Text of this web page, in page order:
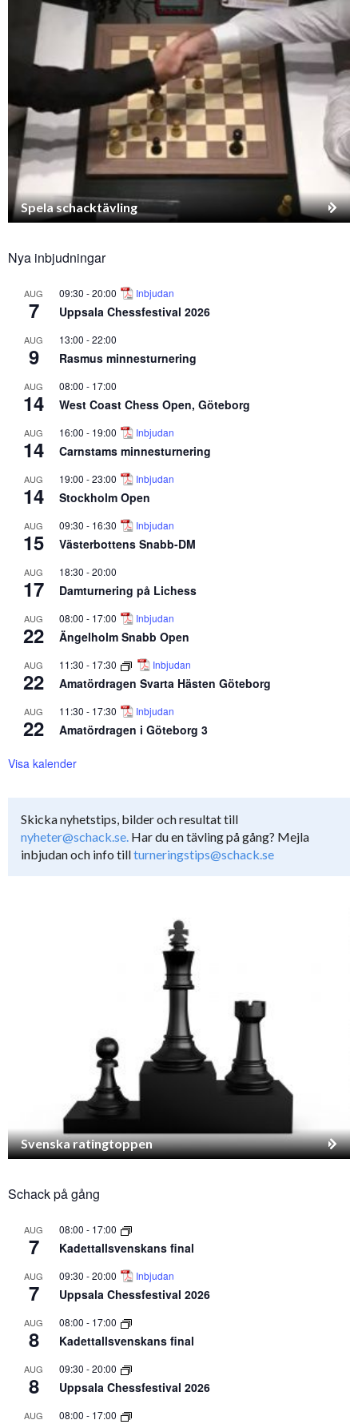
Spela schacktävling
Nya inbjudningar
AUG
7
09:30 -20:00 Inbjudan
Uppsala Chessfestival 2026
AUG
9
13:00 -22:00
Rasmus minnesturnering
AUG
14
08:00 - 17:00
West Coast Chess Open, Göteborg
AUG
14
16:00 - 19:00 Inbjudan
Carnstams minnesturnering
AUG
14
19:00 -23:00 Inbjudan
Stockholm Open
AUG
15
09:30 - 16:30 Inbjudan
Västerbottens Snabb-DM
AUG
17
18:30 -20:00
Damturnering på Lichess
AUG
22
08:00 - 17:00 Inbjudan
Ängelholm Snabb Open
AUG
22
11:30 - 17:30 Inbjudan
Amatördragen Svarta Hästen Göteborg
AUG
22
11:30 - 17:30 Inbjudan
Amatördragen i Göteborg 3
Visa kalender
Skicka nyhetstips, bilder och resultat till
nyheter@schack.se. Har du en tävling på gång? Mejla
inbjudan och info tillturneringstips@schack.se
Svenska ratingtoppen
Schack på gång
AUG
7
08:00 - 17:00
Kadettallsvenskans final
AUG
7
09:30 -20:00 Inbjudan
Uppsala Chessfestival 2026
AUG
8
08:00 - 17:00
Kadettallsvenskans final
AUG
8
09:30 -20:00
Uppsala Chessfestival 2026
AUG 08:00 - 17:00